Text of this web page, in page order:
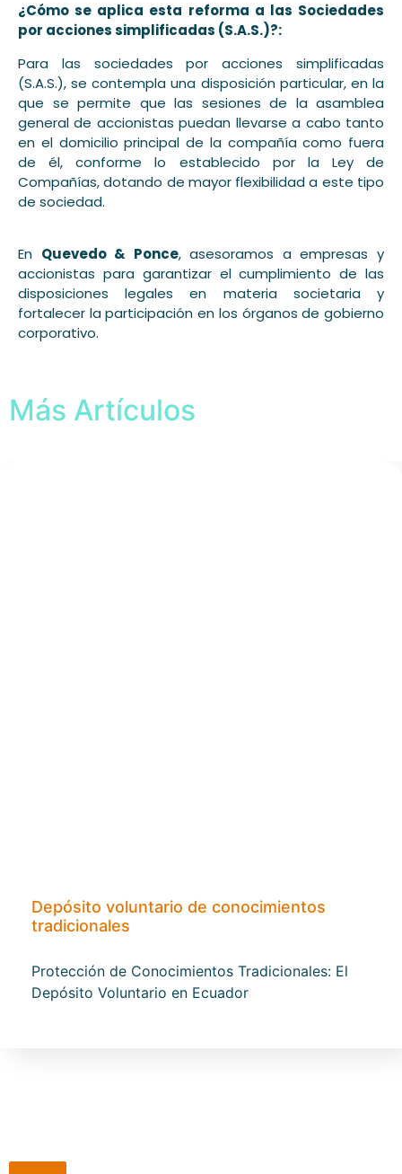
¿Cómo se aplica esta reforma a las Sociedades
por acciones simplificadas (S.A.S.)?:
Para las sociedades por acciones simplificadas
(S.A.S.), se contempla una disposición particular, en la
que se permite que las sesiones de la asamblea
general de accionistas puedan llevarse a cabo tanto
en el domicilio principal de la compañía como fuera
de él, conforme lo establecido por la Ley de
Compañías, dotando de mayor flexibilidad a este tipo
de sociedad.
En Quevedo & Ponce, asesoramos a empresas y
accionistas para garantizar el cumplimiento de las
disposiciones legales en materia societaria y
fortalecer la participación en los órganos de gobierno
corporativo.
Más Artículos
Depósito voluntario de conocimientos
tradicionales
Protección de Conocimientos Tradicionales: El
Depósito Voluntario en Ecuador